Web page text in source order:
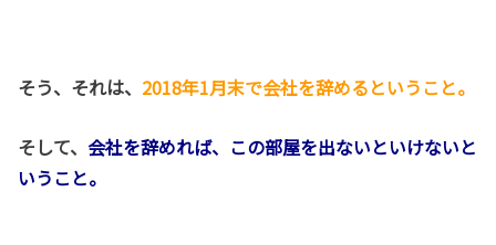
そう、それは、 2018年1月末で会社を辞めるということ。
そして、 会社を辞めれば、この部屋を出ないといけないと
いうこと。